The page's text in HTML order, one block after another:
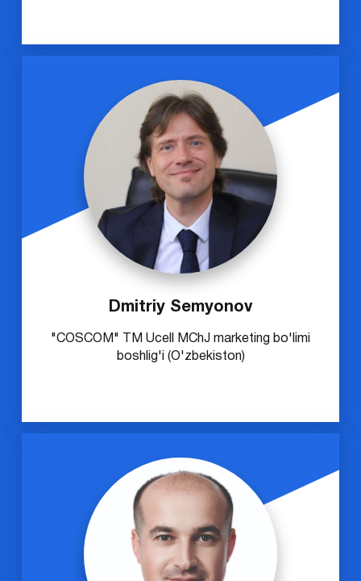
Dmitriy Semyonov
"COSCOM" TM Ucell MChJ marketing bo'limi
boshlig'i (O'zbekiston)